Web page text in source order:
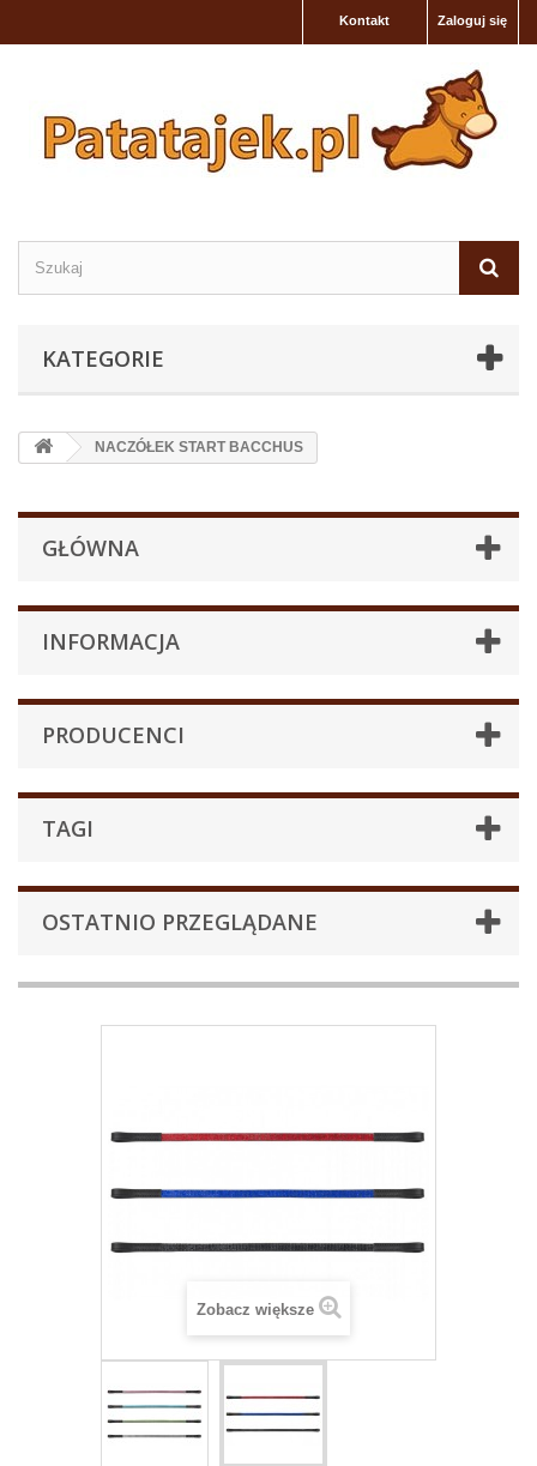
Zaloguj się
Kontakt
KATEGORIE
NACZÓŁEK START BACCHUS
GŁÓWNA
INFORMACJA
PRODUCENCI
TAGI
OSTATNIO PRZEGLĄDANE
Zobacz większe